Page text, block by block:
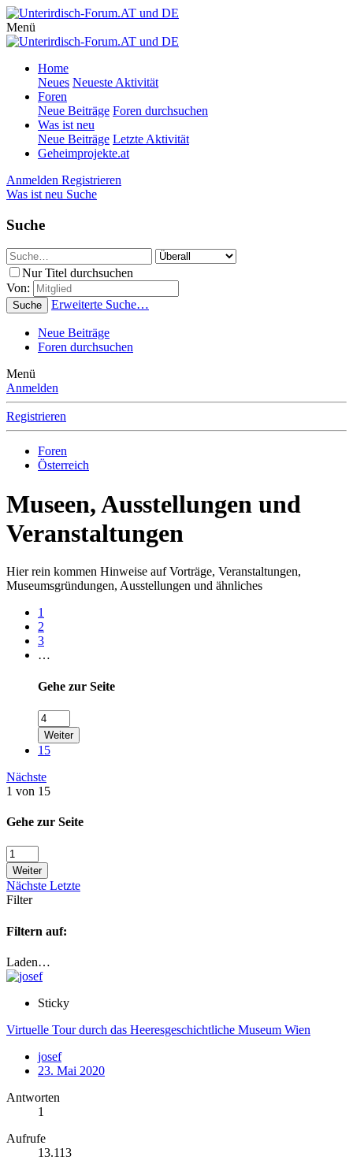
Menü
Home
Neues Neueste Aktivität
Foren
Neue Beiträge Foren durchsuchen
Was ist neu
Neue Beiträge Letzte Aktivität
Geheimprojekte.at
Anmelden Registrieren
Was ist neu Suche
Suche
Nur Titel durchsuchen
Von:
Suche Erweiterte Suche…
Neue Beiträge
Foren durchsuchen
Menü
Anmelden
Registrieren
Foren
Österreich
Museen, Ausstellungen und
Veranstaltungen
Hier rein kommen Hinweise auf Vorträge, Veranstaltungen,
Museumsgründungen, Ausstellungen und ähnliches
1
2
3
…
Gehe zur Seite
Weiter
15
Nächste
1 von 15
Gehe zur Seite
Weiter
Nächste Letzte
Filter
Filtern auf:
Laden…
Sticky
Virtuelle Tour durch das Heeresgeschichtliche Museum Wien
josef
23. Mai 2020
Antworten
1
Aufrufe
13.113